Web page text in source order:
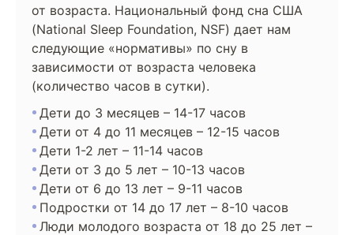
от возраста. Национальный фонд сна США
(National Sleep Foundation, NSF) дает нам
следующие «нормативы» по сну в
зависимости от возраста человека
(количество часов в сутки).
Дети до 3 месяцев – 14-17 часов
Дети от 4 до 11 месяцев – 12-15 часов
Дети 1-2 лет – 11-14 часов
Дети от 3 до 5 лет – 10-13 часов
Дети от 6 до 13 лет – 9-11 часов
Подростки от 14 до 17 лет – 8-10 часов
Люди молодого возраста от 18 до 25 лет –